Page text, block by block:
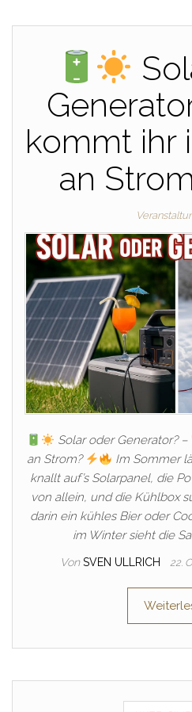
kommt ihr
an
Solar oder Generator?
an Strom?
Im Sommer
knallt auf’s Solarpanel, die
von allein, und die Kühlbox
darin ein kühles Bier oder
im Winter sieht die
Von SVEN ULLRICH 22.